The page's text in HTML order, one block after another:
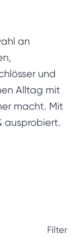
an
und
Alltag mit
macht. Mit
ausprobiert.
Filter